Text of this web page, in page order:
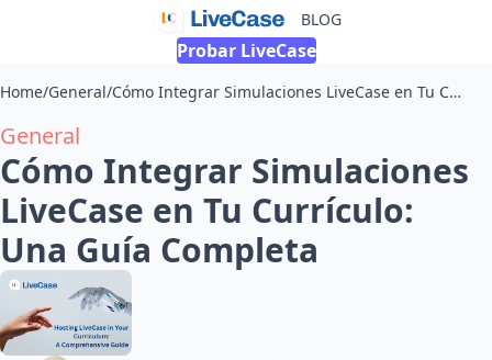
BLOG
Probar LiveCase
Home/General/ Cómo Integrar Simulaciones LiveCase en Tu Currículo: Una Guía Completa
General
Cómo Integrar Simulaciones
LiveCase en Tu Currículo:
Una Guía Completa